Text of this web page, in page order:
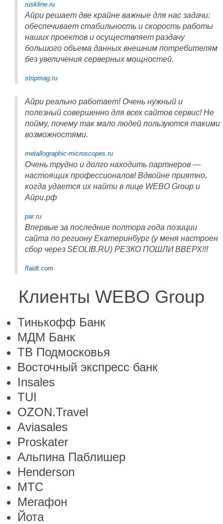
ruskline.ru
Айри решает две крайне важные для нас задачи:
обеспечивает стабильность и скорость работы
наших проектов и осуществляет раздачу
большого объема данных внешним потребителям
без увеличения серверных мощностей.
stripmag.ru
Айри реально работает! Очень нужный и
полезный совершенно для всех сайтов сервис! Не
пойму, почему так мало людей пользуются такими
возможностями.
metallographic-microscopes.ru
Очень трудно и долго находить партнеров —
настоящих профессионалов! Вдвойне приятно,
когда удается их найти в лице WEBO Group и
Айри.рф
par.ru
Впервые за последние полтора года позиции
сайта по региону Екатеринбург (у меня настроен
сбор через SEOLIB.RU) РЕЗКО ПОШЛИ ВВЕРХ!!!
flaidt.com
Клиенты WEBO Group
Тинькофф Банк
МДМ Банк
ТВ Подмосковья
Восточный экспресс банк
Insales
TUI
OZON.Travel
Aviasales
Proskater
Альпина Паблишер
Henderson
МТС
Мегафон
Йота